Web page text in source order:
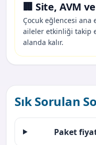
🏢 Site, AVM
Çocuk eğlencesi
aileler etkinliği takip
alanda kalır.
Sık Sorulan
Paket